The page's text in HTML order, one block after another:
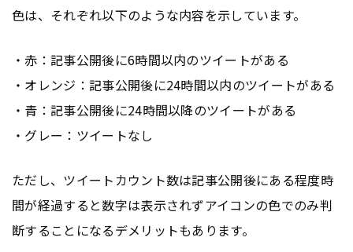
色は、それぞれ以下のような内容を示しています。
・赤：記事公開後に6時間以内のツイートがある
・オレンジ：記事公開後に24時間以内のツイートがある
・青：記事公開後に24時間以降のツイートがある
・グレー：ツイートなし
ただし、ツイートカウント数は記事公開後にある程度時
間が経過すると数字は表示されずアイコンの色でのみ判
断することになるデメリットもあります。